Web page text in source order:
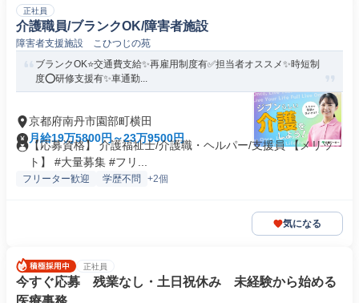
正社員
介護職員/ブランクOK/障害者施設
障害者支援施設 こひつじの苑
ブランクOK⭐️交通費支給✨再雇用制度有✅️担当者オススメ✨時短制
度⭕️研修支援有✨車通勤...
京都府南丹市園部町横田
月給19万5800円～23万9500円
【応募資格】 介護福祉士/介護職・ヘルパー/支援員 【メリッ
ト】 #大量募集 #フリ...
フリーター歓迎 学歴不問 +2個
気になる
正社員
今すぐ応募 残業なし・土日祝休み 未経験から始める